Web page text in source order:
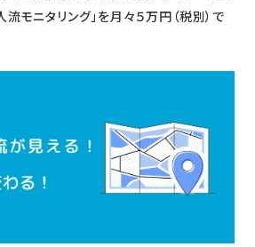
モニタリング」を月々５万円（税別）で